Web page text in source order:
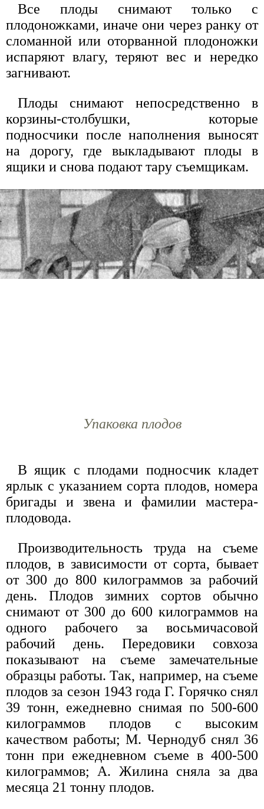
Все плоды снимают только с
плодоножками, иначе они через ранку от
сломанной или оторванной плодоножки
испаряют влагу, теряют вес и нередко
загнивают.
Плоды снимают непосредственно в
корзины-столбушки, которые
подносчики после наполнения выносят
на дорогу, где выкладывают плоды в
ящики и снова подают тару съемщикам.
Упаковка плодов
В ящик с плодами подносчик кладет
ярлык с указанием сорта плодов, номера
бригады и звена и фамилии мастера-
плодовода.
Производительность труда на съеме
плодов, в зависимости от сорта, бывает
от 300 до 800 килограммов за рабочий
день. Плодов зимних сортов обычно
снимают от 300 до 600 килограммов на
одного рабочего за восьмичасовой
рабочий день. Передовики совхоза
показывают на съеме замечательные
образцы работы. Так, например, на съеме
плодов за сезон 1943 года Г. Горячко снял
39 тонн, ежедневно снимая по 500-600
килограммов плодов с высоким
качеством работы; М. Чернодуб снял 36
тонн при ежедневном съеме в 400-500
килограммов; А. Жилина сняла за два
месяца 21 тонну плодов.